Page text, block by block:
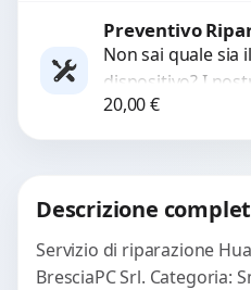
Preventivo
Non sai quale sia
dispositivo? I
check-up
avanzati per...
20,00€
Descrizione
Servizio di riparazione
BresciaPC Srl. Categoria: